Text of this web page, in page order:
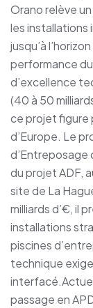
Orano relève
les installations
jusqu’à
performance
d’excellence
(40 à 50
ce projet figure
d’Europe. Le
d’Entreposage
du projet ADF,
site de La
milliards d’€, il
installations
piscines
technique
passage en